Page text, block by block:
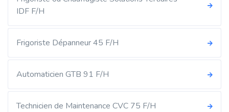
IDF F/H
Frigoriste Dépanneur 45 F/H
Automaticien GTB 91 F/H
Technicien de Maintenance CVC 75 F/H